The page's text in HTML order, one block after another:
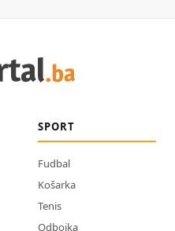
SPORT
Fudbal
Košarka
Tenis
Odbojka